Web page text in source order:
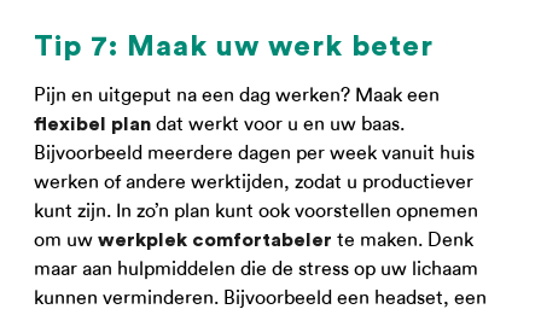
Tip 7: Maak uw werk beter
Pijn en uitgeput na een dag werken? Maak een
flexibel plan dat werkt voor u en uw baas.
Bijvoorbeeld meerdere dagen per week vanuit huis
werken of andere werktijden, zodat u productiever
kunt zijn. In zo’n plan kunt ook voorstellen opnemen
om uw werkplek comfortabeler te maken. Denk
maar aan hulpmiddelen die de stress op uw lichaam
kunnen verminderen. Bijvoorbeeld een headset, een